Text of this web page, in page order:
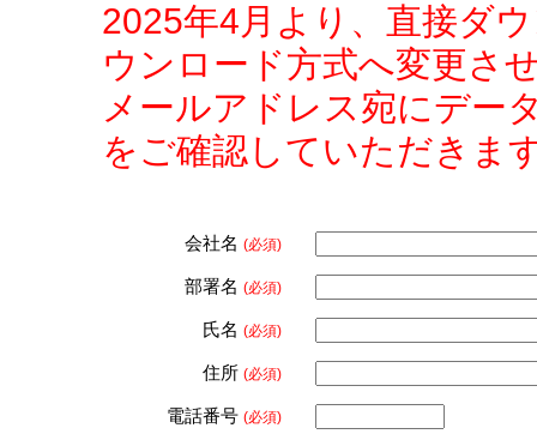
2025年4月より、直接ダ
ウンロード方式へ変更さ
メールアドレス宛にデー
をご確認していただきま
会社名 (必須)
部署名 (必須)
氏名 (必須)
住所 (必須)
電話番号 (必須)